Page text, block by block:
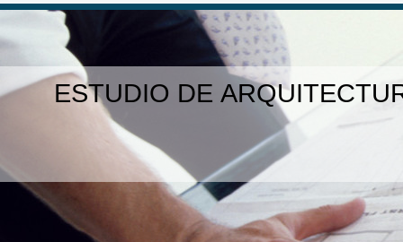
ESTUDIO DE